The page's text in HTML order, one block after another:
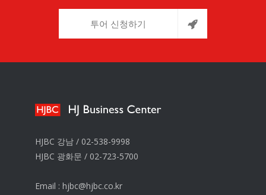
투어 신청하기
HJBC 강남 / 02-538-9998
HJBC 광화문 / 02-723-5700
Email : hjbc@hjbc.co.kr